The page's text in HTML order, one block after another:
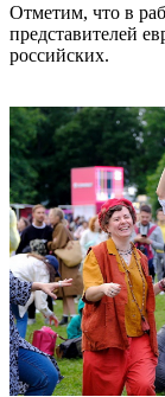
Отметим, что в
представителей
российских.